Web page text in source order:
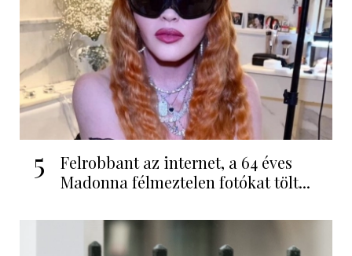
5
Felrobbant az internet, a 64 éves
Madonna félmeztelen fotókat tölt...